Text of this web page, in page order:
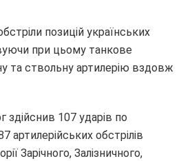
позицій українських
при цьому танкове
та ствольну артилерію вздовж
здійснив 107 ударів по
артилерійських обстрілів
Зарічного, Залізничного,